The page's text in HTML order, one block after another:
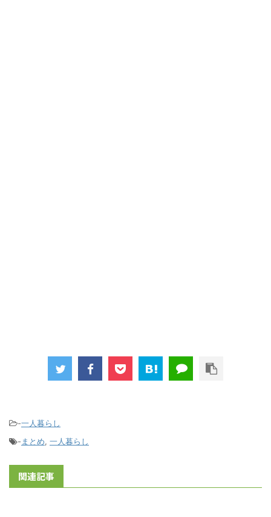
-一人暮らし
- まとめ, 一人暮らし
関連記事